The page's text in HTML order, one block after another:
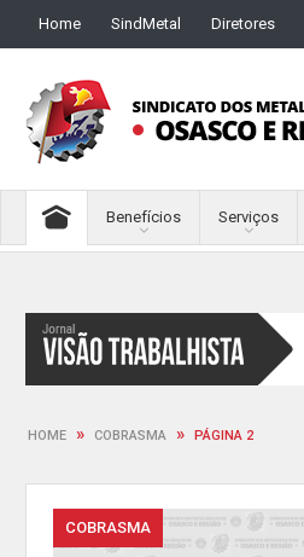
Home SindMetal Diretores
Benefícios Serviços
HOME » COBRASMA » PÁGINA 2
COBRASMA